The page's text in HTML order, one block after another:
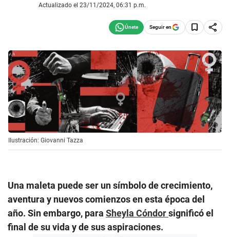
Actualizado el 23/11/2024, 06:31 p.m.
Seguir en
Ilustración: Giovanni Tazza
Una maleta puede ser un símbolo de crecimiento,
aventura y nuevos comienzos en esta época del
año. Sin embargo, para Sheyla Cóndorsignificó el
final de su vida y de sus aspiraciones.